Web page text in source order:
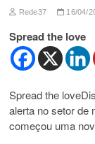
Rede37 16/04/
Spread the love
Spread the
alerta no setor de
começou uma